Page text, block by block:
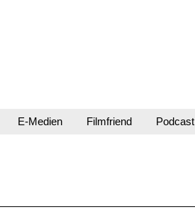
E-Medien Filmfriend Podcast